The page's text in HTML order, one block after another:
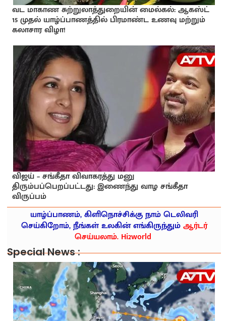
வட மாகாண சுற்றுலாத்துறையின் மைல்கல்: ஆகஸ்ட்
15 முதல் யாழ்ப்பாணத்தில் பிரமாண்ட உணவு மற்றும்
கலாசார விழா!
விஜய் – சங்கீதா விவாகரத்து மனு
திரும்பப்பெறப்பட்டது: இணைந்து வாழ சங்கீதா
விருப்பம்
யாழ்ப்பாணம், கிளிநொச்சிக்கு நாம் டெலிவரி
செய்கிறோம், நீங்கள் உலகின் எங்கிருந்தும்ஆர்டர்
செய்யலாம். Hi2world
Special News :